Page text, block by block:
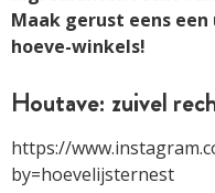
Maak gerust eens
hoeve-winkels!
Houtave: zuivel
https://
by=hoevelijsternest